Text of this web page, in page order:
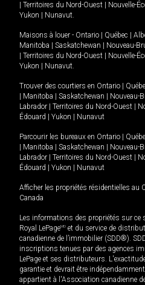
Territoires du Nord-Ouest Nouvelle-
Yukon
Nunavut.
Maisons à louer - Ontario Québec
Manitoba
Saskatchewan Nouveau-
Territoires du Nord-Ouest Nouvelle-
Yukon
Nunavut.
Trouver des courtiers en Ontario
Manitoba Saskatchewan Nouveau-
Labrador
Territoires du Nord-Ouest
Édouard
Yukon Nunavut
Parcourir les bureaux en Ontario
Manitoba Saskatchewan Nouveau-
Labrador
Territoires du Nord-Ouest
Édouard
Yukon Nunavut
Afficher les propriétés résidentielles au
Canada
Les informations des propriétés sur
Royal LePageMD et du service de
canadienne de l’immobilier (SDD®).
inscriptions tenues par des agences
LePage et ses distributeurs.
garantie et devrait être
appartient à l'Association canadienne